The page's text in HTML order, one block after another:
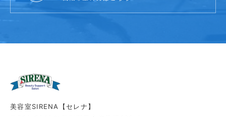
美容室SIRENA【セレナ】